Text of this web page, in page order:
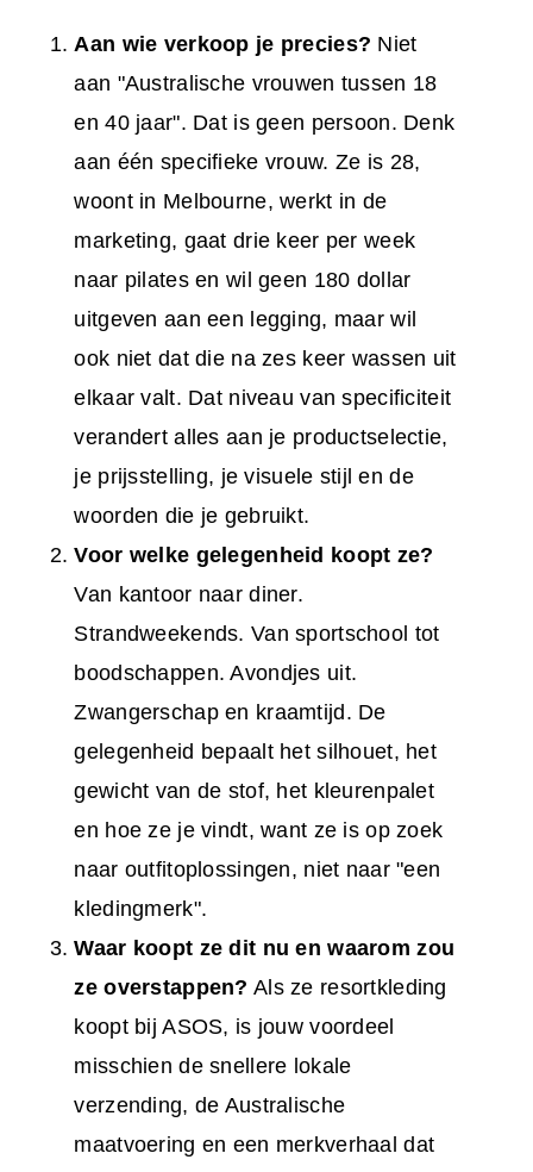
Aan wie verkoop je precies? Niet
aan "Australische vrouwen tussen 18
en 40 jaar". Dat is geen persoon. Denk
aan één specifieke vrouw. Ze is 28,
woont in Melbourne, werkt in de
marketing, gaat drie keer per week
naar pilates en wil geen 180 dollar
uitgeven aan een legging, maar wil
ook niet dat die na zes keer wassen uit
elkaar valt. Dat niveau van specificiteit
verandert alles aan je productselectie,
je prijsstelling, je visuele stijl en de
woorden die je gebruikt.
Voor welke gelegenheid koopt ze?
Van kantoor naar diner.
Strandweekends. Van sportschool tot
boodschappen. Avondjes uit.
Zwangerschap en kraamtijd. De
gelegenheid bepaalt het silhouet, het
gewicht van de stof, het kleurenpalet
en hoe ze je vindt, want ze is op zoek
naar outfitoplossingen, niet naar "een
kledingmerk".
Waar koopt ze dit nu en waarom zou
ze overstappen? Als ze resortkleding
koopt bij ASOS, is jouw voordeel
misschien de snellere lokale
verzending, de Australische
maatvoering en een merkverhaal dat